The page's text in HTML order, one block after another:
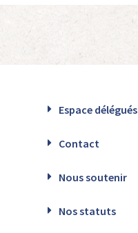
Espace délégués
Contact
Nous soutenir
Nos statuts